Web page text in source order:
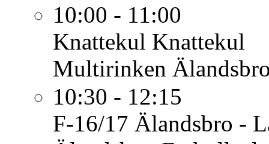
10:00 - 11:00
Knattekul Knattekul
Multirinken
10:30 - 12:15
F-16/17 Älandsbro -